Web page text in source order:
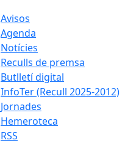
Avisos
Agenda
Notícies
Reculls de premsa
Butlletí digital
InfoTer (Recull 2025-2012)
Jornades
Hemeroteca
RSS